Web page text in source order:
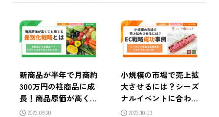
新商品が半年で月商約
300万円の柱商品に成
長！商品原価が高くて
も勝てる差別化戦略と
2023.09.20
小規模の市場で売上拡
大させるには？シーズ
ナルイベントに合わせ
た新商品を企画開発し
2023.10.03